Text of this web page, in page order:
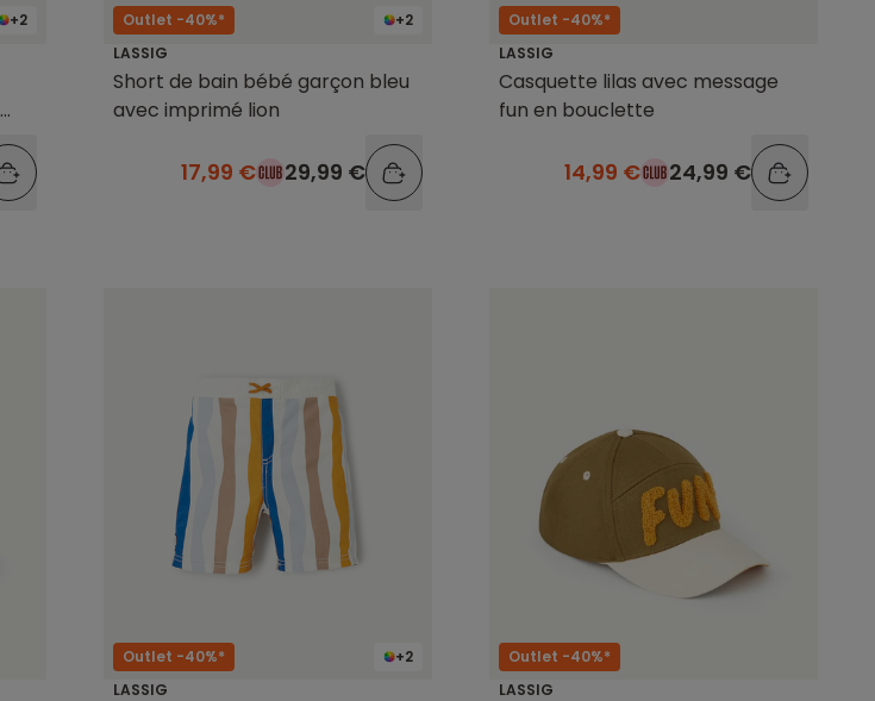
+2 +2
Outlet -40%*
LASSIG
Short de bain bébé garçon bleu
avec imprimé lion
17,99 € 29,99 €
Outlet -40%*
LASSIG
Casquette lilas avec message
fun en bouclette
14,99 € 24,99 €
+2
Outlet -40%*
LASSIG
Outlet -40%*
LASSIG